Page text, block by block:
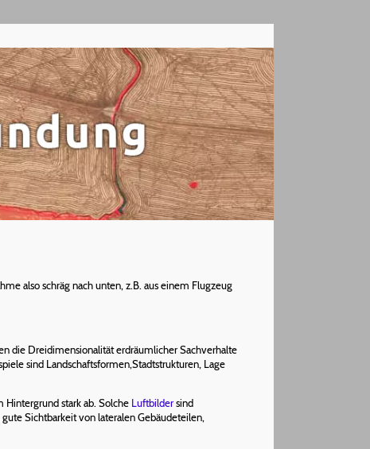
also schräg nach unten, z.B. aus einem Flugzeug
die Dreidimensionalität erdräumlicher Sachverhalte
sind Landschaftsformen,Stadtstrukturen, Lage
stark ab. Solche Luftbildersind
Sichtbarkeit von lateralen Gebäudeteilen,